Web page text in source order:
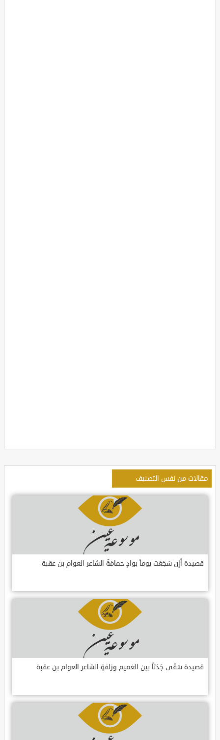
مقالات من نفس التصنيف
قصيدة أإن سَجَعَت يوماً بوادٍ حمامَةٌ الشاعر العوام بن عقبة
قصيدة سَقَى جَدَثاً بين الغميم وزلفةٍ الشاعر العوام بن عقبة